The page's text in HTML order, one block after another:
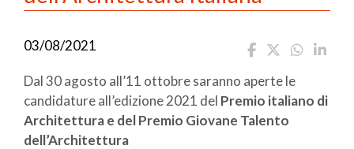
03/08/2021
Dal 30 agosto all’11 ottobre saranno aperte le
candidature all’edizione 2021 del Premio italiano di
Architettura e del Premio Giovane Talento
dell’Architettura